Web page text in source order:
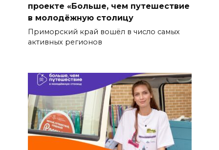
проекте «Больше, чем путешествие
в молодёжную столицу
Приморский край вошёл в число самых
активных регионов